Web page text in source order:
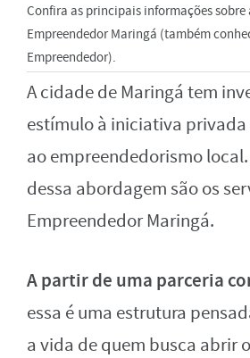
Confira as principais informações sobre
Empreendedor Maringá (também
Empreendedor).
A cidade de Maringá tem
estímulo à iniciativa privada
ao empreendedorismo
dessa abordagem são os
Empreendedor Maringá.
A partir de uma parceria
essa é uma estrutura
a vida de quem busca abrir